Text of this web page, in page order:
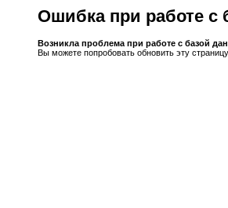
Ошибка при работе с
Возникла проблема при работе с базой
Вы можете попробовать обновить эту